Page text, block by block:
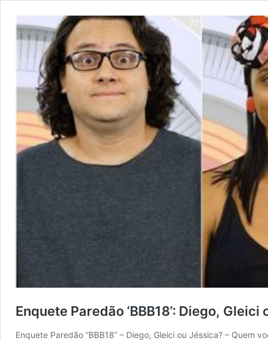
Enquete Paredão ‘BBB18’: Diego,
Enquete Paredão “BBB18” – Diego, Gleici ou Jéssica? –